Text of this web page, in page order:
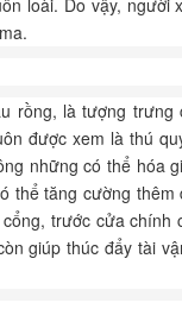
loài. Do vậy, người
rồng, là tượng trưng
được xem là thú
những có thể hóa
thể tăng cường thêm
trước cửa chính
giúp thúc đẩy tài